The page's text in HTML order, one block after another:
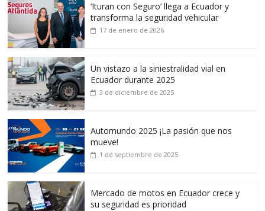
‘Ituran con Seguro’ llega a Ecuador y
transforma la seguridad vehicular
17 de enero de 2026
Un vistazo a la siniestralidad vial en
Ecuador durante 2025
3 de diciembre de 2025
Automundo 2025 ¡La pasión que nos
mueve!
1 de septiembre de 2025
Mercado de motos en Ecuador crece y
su seguridad es prioridad